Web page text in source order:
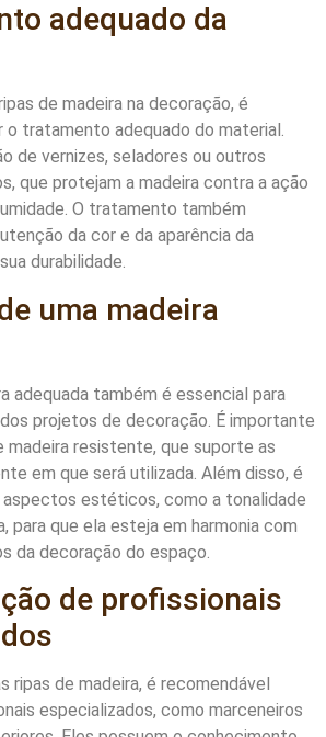
adequado da
de madeira na decoração, é
o tratamento adequado do material.
de vernizes, seladores ou outros
que protejam a madeira contra a ação
O tratamento também
da cor e da aparência da
durabilidade.
uma madeira
adequada também é essencial para
projetos de decoração. É importante
madeira resistente, que suporte as
em que será utilizada. Além disso, é
aspectos estéticos, como a tonalidade
para que ela esteja em harmonia com
da decoração do espaço.
de profissionais
ripas de madeira, é recomendável
especializados, como marceneiros